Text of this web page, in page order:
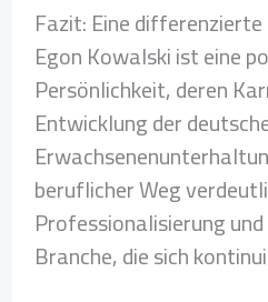
Fazit: Eine
Egon Kowalski ist eine
Persönlichkeit, deren
Entwicklung der
beruflicher Weg
Professionalisierung
Branche, die sich